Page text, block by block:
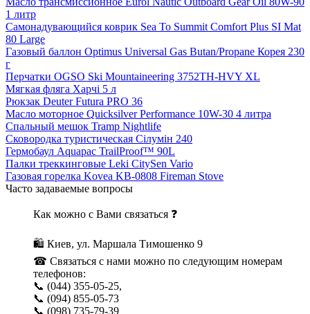
1 литр
Самонадувающийся коврик Sea To Summit Comfort Plus SI Mat
80 Large
Газовый баллон Optimus Universal Gas Butan/Propane Корея 230
г
Перчатки OGSO Ski Mountaineering 3752TH-HVY XL
Мягкая фляга Харчі 5 л
Рюкзак Deuter Futura PRO 36
Масло моторное Quicksilver Performance 10W-30 4 литра
Спальный мешок Tramp Nightlife
Сковородка туристическая Сілумін 240
Гермобаул Aquapac TrailProof™ 90L
Палки треккинговые Leki CitySen Vario
Газовая горелка Kovea KB-0808 Fireman Stove
Часто задаваемые вопросы
Как можно с Вами связаться ❓
🛍 Киев, ул. Маршала Тимошенко 9
☎ Связаться с нами можно по следующим номерам
телефонов:
📞 (044) 355-05-25,
📞 (094) 855-05-73
📞 (098) 735-79-39